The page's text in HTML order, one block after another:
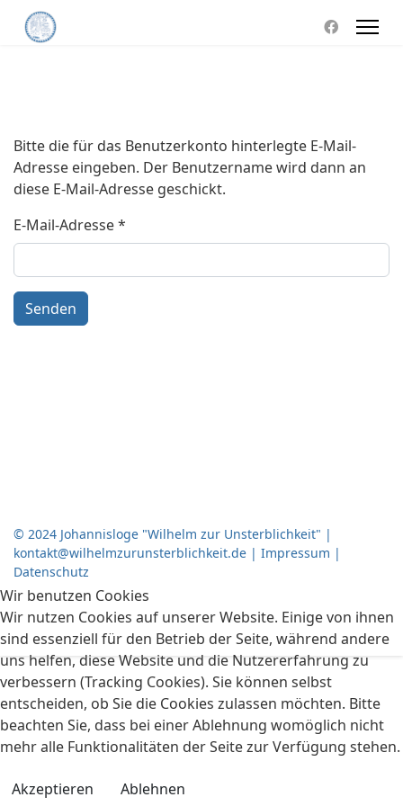
Bitte die für das Benutzerkonto hinterlegte E-Mail-
Adresse eingeben. Der Benutzername wird dann an
diese E-Mail-Adresse geschickt.
E-Mail-Adresse*
Senden
© 2024 Johannisloge "Wilhelm zur Unsterblichkeit" |
kontakt@wilhelmzurunsterblichkeit.de | Impressum |
Datenschutz
Wir benutzen Cookies
Wir nutzen Cookies auf unserer Website. Einige von ihnen
sind essenziell für den Betrieb der Seite, während andere
uns helfen, diese Website und die Nutzererfahrung zu
verbessern (Tracking Cookies). Sie können selbst
entscheiden, ob Sie die Cookies zulassen möchten. Bitte
beachten Sie, dass bei einer Ablehnung womöglich nicht
mehr alle Funktionalitäten der Seite zur Verfügung stehen.
Akzeptieren Ablehnen